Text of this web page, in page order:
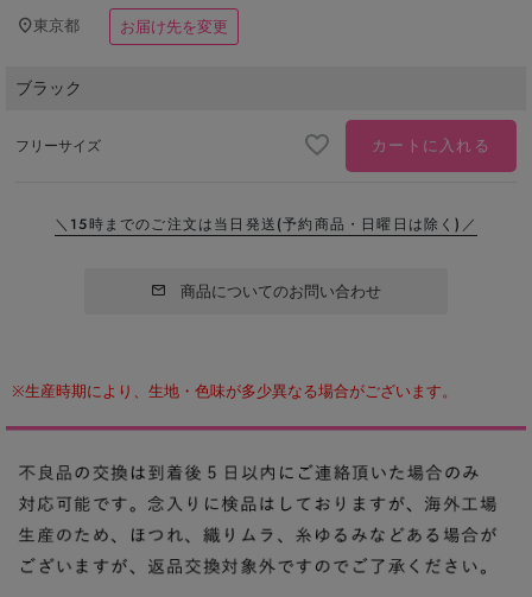
東京都 お届け先を変更
ブラック
フリーサイズ カートに入れる
＼15時までのご注文は当日発送(予約商品・日曜日は除く)／
商品についてのお問い合わせ
※生産時期により、生地・色味が多少異なる場合がございます。